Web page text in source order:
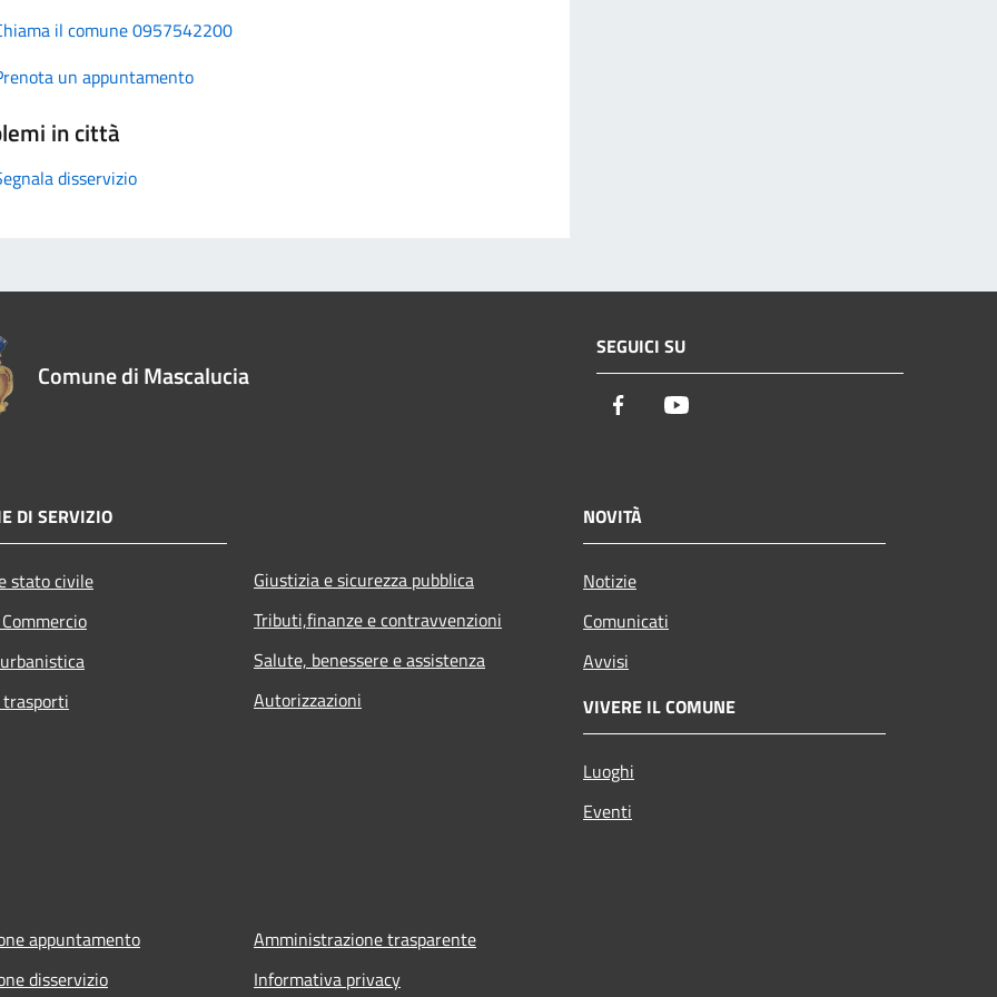
il comune 0957542200
un appuntamento
in città
disservizio
Comune di Mascalucia
SEGUICI SU
Facebook
DI SERVIZIO
stato civile
Giustizia e sicurezza pubblica
Tributi,finanze e contravvenzioni
Salute, benessere e assistenza
Autorizzazioni
NOVITÀ
Notizie
Comunicati
Avvisi
VIVERE IL COMUNE
Luoghi
Eventi
appuntamento
disservizio
Amministrazione trasparente
Informativa privacy